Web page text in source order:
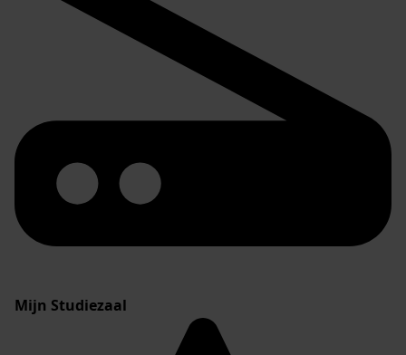
Mijn Studiezaal